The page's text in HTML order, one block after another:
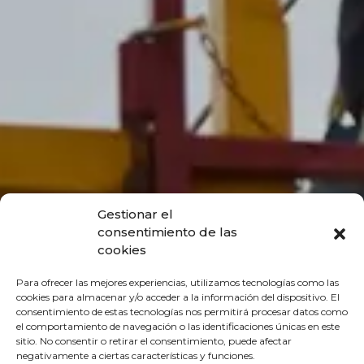
Gestionar el
consentimiento de las
cookies
Para ofrecer las mejores experiencias, utilizamos tecnologías como las
cookies para almacenar y/o acceder a la información del dispositivo. El
consentimiento de estas tecnologías nos permitirá procesar datos como
el comportamiento de navegación o las identificaciones únicas en este
sitio. No consentir o retirar el consentimiento, puede afectar
negativamente a ciertas características y funciones.